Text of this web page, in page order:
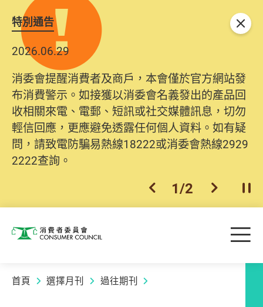
特別通告
2026.06.29
消委會提醒消費者及商戶，本會僅於官方網站發
布消費警示。如接獲以消委會名義發出的產品回
收相關來電、電郵、短訊或社交媒體訊息，切勿
輕信回應，更應避免透露任何個人資料。如有疑
問，請致電防騙易熱線18222或消委會熱線2929
2222查詢。
上一個
1/2 下一個開
關閉
消費者委員會 目
首頁 選擇月刊 過往期刊